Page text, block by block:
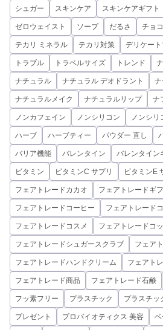
シュガー スキンケア スキンケアギフト
ゼロウェイスト ソープ だるさ チョコ
テカリ ミネラル テカリ対策 デリケー
トラブル トラベルサイズ トレンド
ナチュラル ナチュラル デオドラント ナ
ナチュラルメイク ナチュラルリップ ナ
ノンカフェイン ノンシリコン ノンシリ
ハーブ ハーブティー パウダー 直し
バリア機能 バレンタイン バレンタイン
ビタミン ビタミンC サプリ ビタミンE
フェアトレードカカオ フェアトレードギ
フェアトレードコーヒー フェアトレード
フェアトレードコスメ フェアトレードコ
フェアトレードシュガースクラブ フェア
フェアトレードハンドクリーム フェアト
フェアトレード商品 フェアトレード石鹸
フッ素フリー プラスチック プラスチッ
プレゼント プロバイオティクス 美容 ベ